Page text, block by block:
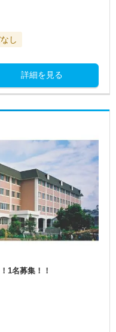
し
詳細を見る
1名募集！！